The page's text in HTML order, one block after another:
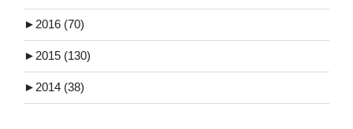
► 2016 (70)
► 2015 (130)
► 2014 (38)